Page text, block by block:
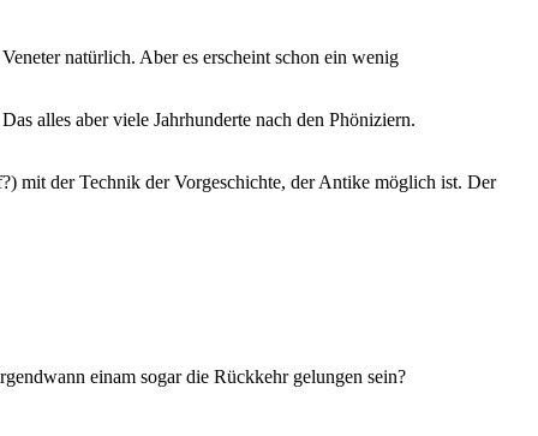
natürlich. Aber es erscheint schon ein wenig
alles aber viele Jahrhunderte nach den Phöniziern.
mit der Technik der Vorgeschichte, der Antike möglich ist. Der
einam sogar die Rückkehr gelungen sein?